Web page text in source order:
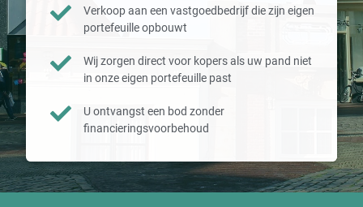
Verkoop aan een vastgoedbedrijf die zijn eigen
portefeuille opbouwt
Wij zorgen direct voor kopers als uw pand niet
in onze eigen portefeuille past
U ontvangst een bod zonder
financieringsvoorbehoud